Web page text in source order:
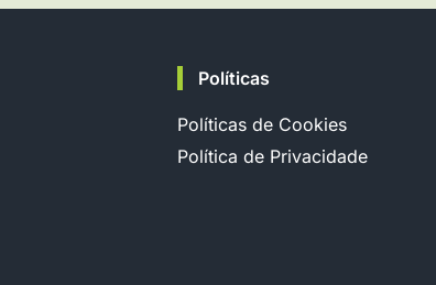
Políticas
Políticas de Cookies
Política de Privacidade